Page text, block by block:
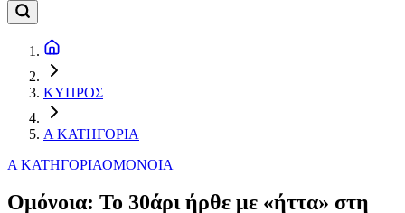
ΚΥΠΡΟΣ
Α ΚΑΤΗΓΟΡΙΑ
Α ΚΑΤΗΓΟΡΙΑΟΜΟΝΟΙΑ
Ομόνοια: Το 30άρι ήρθε με «ήττα» στη